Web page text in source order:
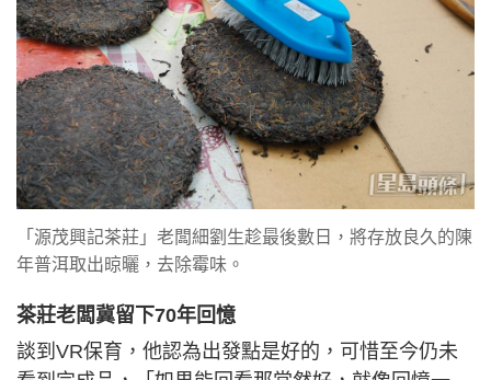
「源茂興記茶莊」老闆細劉生趁最後數日，將存放良久的陳
年普洱取出晾曬，去除霉味。
茶莊老闆冀留下70年回憶
談到VR保育，他認為出發點是好的，可惜至今仍未